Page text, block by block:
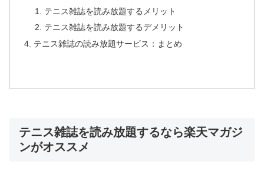
テニス雑誌を読み放題するメリット
テニス雑誌を読み放題するデメリット
テニス雑誌の読み放題サービス：まとめ
テニス雑誌を読み放題するなら楽天マガジ
ンがオススメ